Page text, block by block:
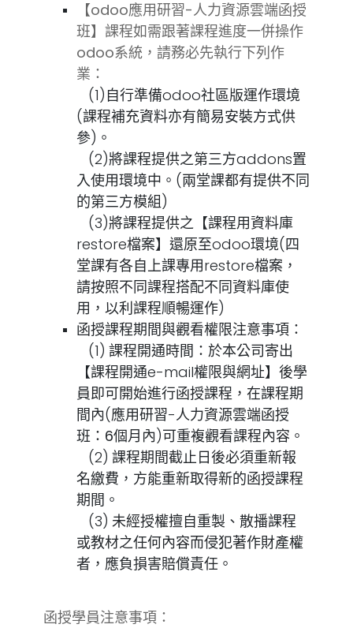
【odoo應用研習-人力資源雲端函授
班】課程如需跟著課程進度一併操作
odoo系統，請務必先執行下列作
業：
(1) 自行準備odoo社區版運作環境
(課程補充資料亦有簡易安裝方式供
參)。
(2)將課程提供之第三方addons置
入使用環境中。(兩堂課都有提供不同
的第三方模組)
(3)將課程提供之【課程用資料庫
restore檔案】還原至odoo環境(四
堂課有各自上課專用restore檔案，
請按照不同課程搭配不同資料庫使
用，以利課程順暢運作)
函授課程期間與觀看權限注意事項：
(1) 課程開通時間：於本公司寄出
【課程開通e-mail權限與網址】後學
員即可開始進行函授課程，在課程期
間內(應用研習-人力資源雲端函授
班： 6個月內)可重複觀看課程內容。
(2) 課程期間截止日後必須重新報
名繳費，方能重新取得新的函授課程
期間。
(3) 未經授權擅自重製、散播課程
或教材之任何內容而侵犯著作財產權
者，應負損害賠償責任。
函授學員注意事項：